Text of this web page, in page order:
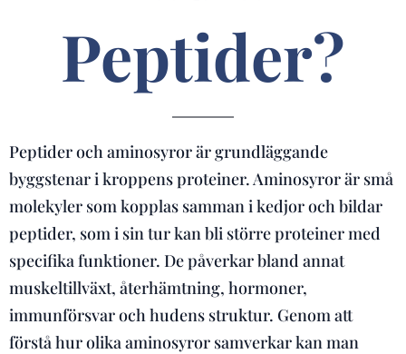
Peptider?
Peptider och aminosyror är grundläggande
byggstenar i kroppens proteiner. Aminosyror är små
molekyler som kopplas samman i kedjor och bildar
peptider, som i sin tur kan bli större proteiner med
specifika funktioner. De påverkar bland annat
muskeltillväxt, återhämtning, hormoner,
immunförsvar och hudens struktur. Genom att
förstå hur olika aminosyror samverkar kan man